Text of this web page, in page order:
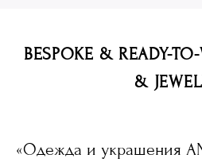
BESPOKE & READY-
&
«Одежда и украшения